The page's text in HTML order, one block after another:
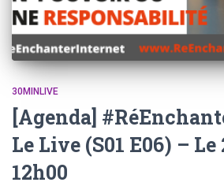
30MINLIVE
[Agenda]
Le Live (S01 E06) – Le
12h00